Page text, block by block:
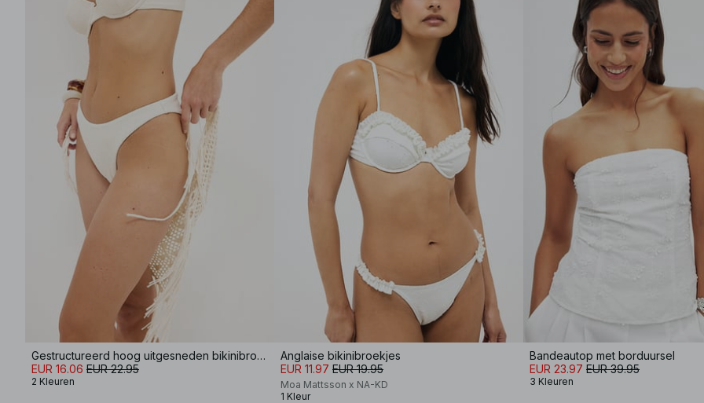
Gestructureerd hoog uitgesneden bikinibroekje
EUR 16.06 EUR 22.95
2 Kleuren
Anglaise bikinibroekjes
EUR 11.97 EUR 19.95
Moa Mattsson x NA-KD
1 Kleur
Bandeautop met borduursel
EUR 23.97 EUR 39.95
3 Kleuren